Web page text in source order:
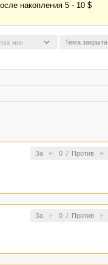
накопления 5 - 10 $
Тема закрыта
За 0/ Против
За 0/ Против